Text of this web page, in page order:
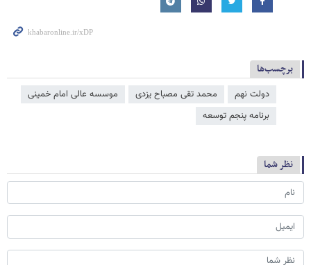
برچسب‌ها
دولت نهم محمد تقی مصباح یزدی
موسسه عالی امام خمینی
برنامه پنجم توسعه
نظر شما